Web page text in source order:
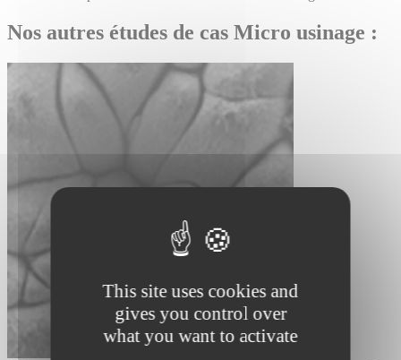
This site uses cookies and
gives you control over
what you want to activate
Nos autres études de cas Micro usinage :